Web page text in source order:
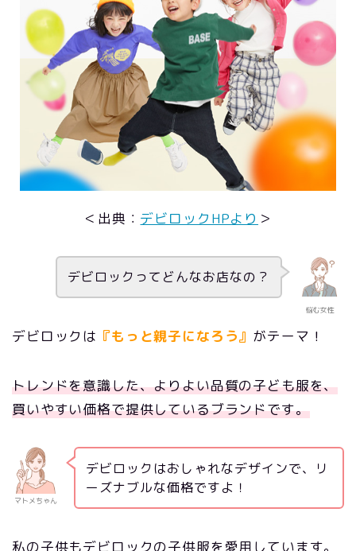
＜出典： デビロックHPより ＞
悩む女性
デビロックってどんなお店なの？
デビロックは 『もっと親子になろう』 がテーマ！
トレンドを意識した、よりよい品質の子ども服を、
買いやすい価格で提供しているブランドです。
マトメちゃん
デビロックはおしゃれなデザインで、リ
ーズナブルな価格ですよ！
私の子供もデビロックの子供服を愛用しています。